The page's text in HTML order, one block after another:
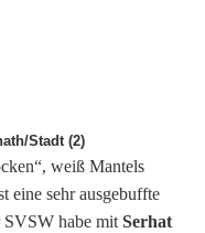
Stadt (2)
weiß Mantels
eine sehr ausgebuffte
SVSW habe mit Serhat